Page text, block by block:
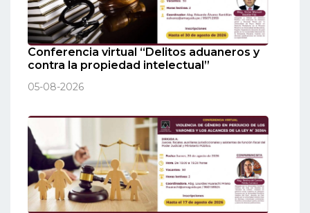
Conferencia virtual “Delitos aduaneros y
contra la propiedad intelectual”
05-08-2026